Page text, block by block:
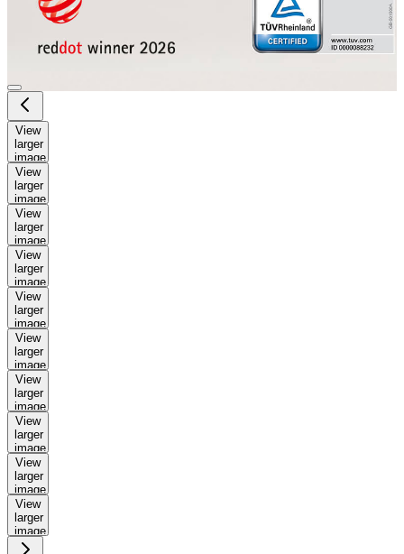
View
larger
image
View
larger
image
View
larger
image
View
larger
image
View
larger
image
View
larger
image
View
larger
image
View
larger
image
View
larger
image
View
larger
image